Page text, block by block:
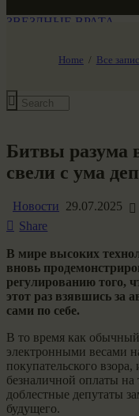
Home Все
ЗВЕЗДНЫЕ ВРАТА
SG-6
Битвы разума
свели с ума
Новости 29.07.2025
Share
В мире высоких
вновь
регулированию того,
этот раз взявшись за
сами по себе.
В то время как обычный
электронными весами
покупательского
безналичной оплаты
доблестные депутаты
будущего.